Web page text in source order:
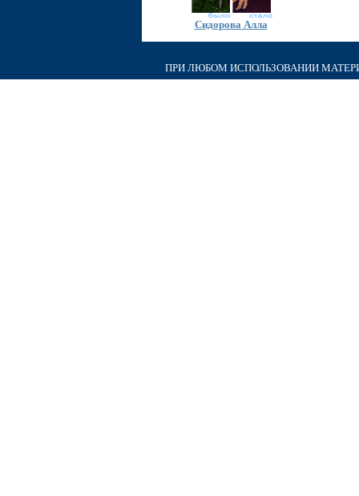
Сидорова Алла
ПРИ ЛЮБОМ ИСПОЛЬЗОВАНИИ